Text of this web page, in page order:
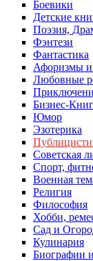
Боевики
Детские
Поэзия,
Фэнтези
Фантастика
Афоризмы
Любовные
Бизнес-
Юмор
Эзотерика
Советская
Спорт,
Военная
Религия
Философия
Хобби,
Сад и
Кулинария
Биографии